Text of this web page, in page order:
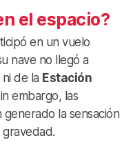
el espacio?
en un vuelo
nave no llegó a
de la Estación
embargo, las
la sensación